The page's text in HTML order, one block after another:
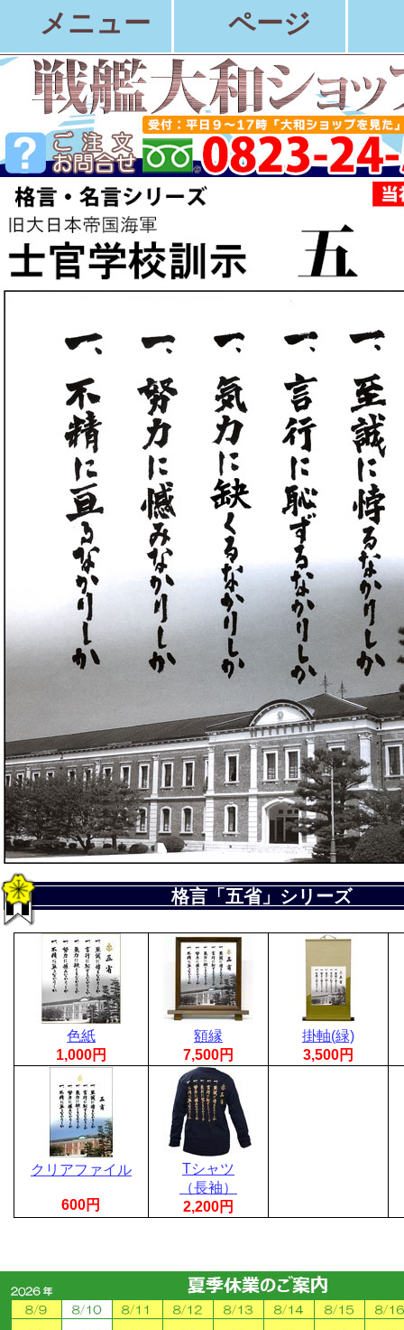
メニュー ページ
格言「五省」シリーズ
色紙
1,000円
額縁
7,500円
掛軸(緑)
3,500円
クリアファイル
600円
Tシャツ
（長袖）
2,200円